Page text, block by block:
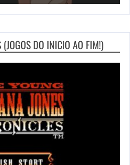
DO INICIO AO FIM!)